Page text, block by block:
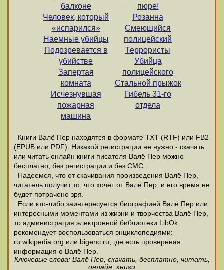
балконе
Человек, который
«испарился»
Наемные убийцы
Подозревается в
убийстве
Запертая
комната
Исчезнувшая
пожарная
машина
пюре!
Розанна
Смеющийся
полицейский
Террористы
Убийца
полицейского
Стальной прыжок
Гибель 31-го
отдела
Книги Валё Пер находятся в формате ТХТ (RTF) или FB2
(EPUB или PDF). Никакой регистрации не нужно - скачать
или читать онлайн книги писателя Валё Пер можно
бесплатно, без регистрации и без СМС.
Надеемся, что от скачивания произведения Валё Пер,
читатель получит то, что хочет от Валё Пер, и его время не
будет потрачено зря.
Если кто-либо заинтересуется биографией Валё Пер или
интересными моментами из жизни и творчества Валё Пер,
то администрация электронной библиотеки LibOk
рекомендует воспользоваться энциклопедиями:
ru.wikipedia.org или bigenc.ru, где есть провернная
информация о Валё Пер.
Ключевые слова: Валё Пер, скачать, бесплатно, читать,
онлайн, книги